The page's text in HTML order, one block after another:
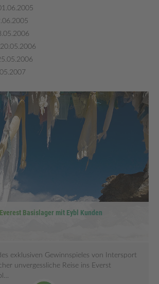
Basislager mit Eybl Kunden
exklusiven Gewinnspieles von Intersport
unvergessliche Reise ins Everst